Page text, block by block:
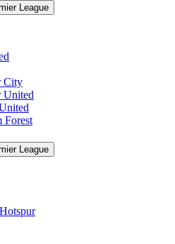
League
City
United
Forest
League